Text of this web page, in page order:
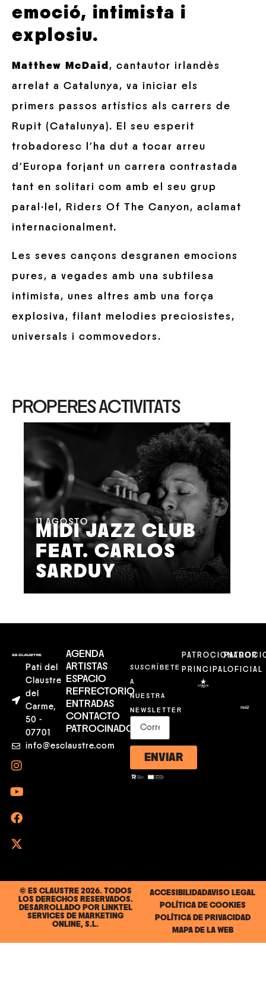
emoció, intimista i
explosiu.
Matthew McDaid , cantautor irlandès
arrelat a Catalunya, va iniciar els
primers passos artístics als carrers de
Rupit (Catalunya). El seu esperit
trobadoresc l’ha dut a tocar arreu
d’Europa forjant un carrera contrastada
tant en solitari com amb el seu grup
paral·lel, Riders Of The Canyon, aclamat
internacionalment.
Les seves cançons desgranen emocions
pures, a vegades amb una subtilesa
intimista, unes altres amb una força
explosiva, filant melodies preciosistes,
universals i commovedors.
PROPERES ACTIVITATS
11 AGOSTO
MIDI JAZZ CLUB
FEAT. CARLOS
SARDUY
Pati del
Claustre
del
Carme,
50 -
07701
info@esclaustre.com
AGENDA
ARTISTAS
ESPACIO
REFRECTORIO
ENTRADAS
CONTACTO
PATROCINADORES
SUSCRÍBETE
A
NUESTRA
NEWSLETTER
ENVIAR
PATROCIONADOR
PRINCIPALOFICIAL
© ES CLAUSTRE 2026. TODOS
LOS DERECHOS RESERVADOS.
DESARROLLADO POR LINKTEL
SERVICES DE MARKETING
ONLINE, S.L.
ACCESIBILIDADAVISO LEGAL
POLÍTICA DE COOKIES
POLÍTICA DE PRIVACIDAD
MAPA DE LA WEB